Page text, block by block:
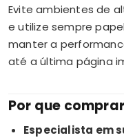
Evite ambientes de
e utilize sempre
manter a
até a última página
Por que
Especialista em